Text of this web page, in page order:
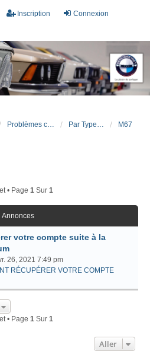
Connexion
Inscription
Problèmes connus et résolus (FAQ) Par Type Moteur (DIESEL) M67
• Page 1Sur 1
Annonces
votre compte suite à la
26, 2021 7:49 pm
RÉCUPÉRER VOTRE COMPTE
• Page 1Sur 1
Aller